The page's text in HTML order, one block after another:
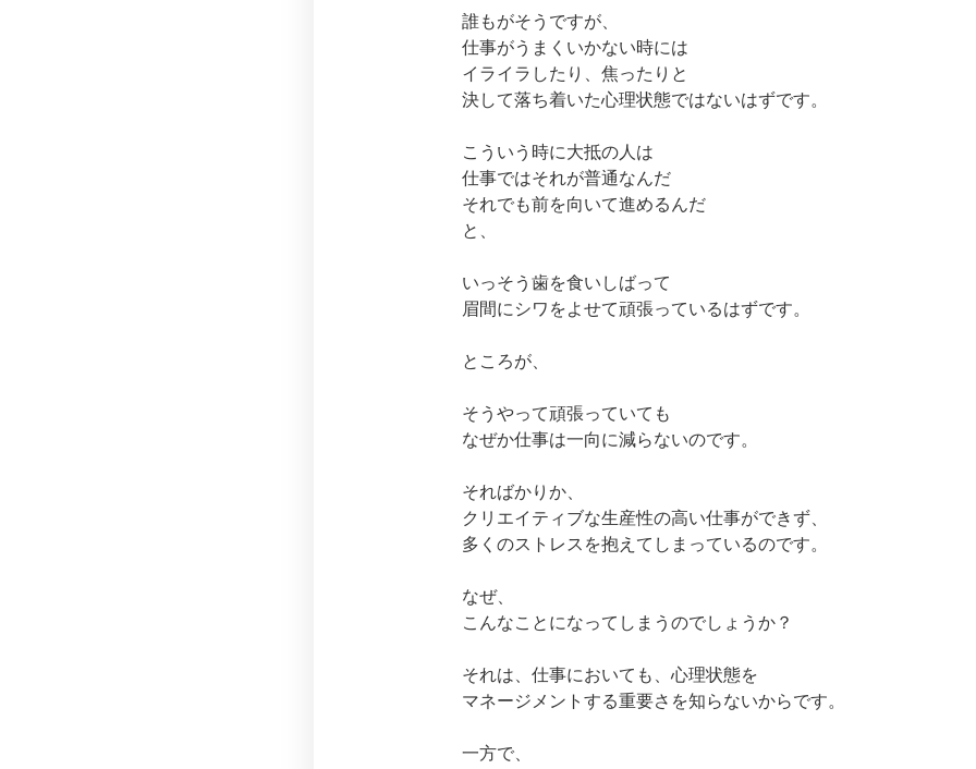
誰もがそうですが、
仕事がうまくいかない時には
イライラしたり、焦ったりと
決して落ち着いた心理状態ではないはずです。
こういう時に大抵の人は
仕事ではそれが普通なんだ
それでも前を向いて進めるんだ
と、
いっそう歯を食いしばって
眉間にシワをよせて頑張っているはずです。
ところが、
そうやって頑張っていても
なぜか仕事は一向に減らないのです。
そればかりか、
クリエイティブな生産性の高い仕事ができず、
多くのストレスを抱えてしまっているのです。
なぜ、
こんなことになってしまうのでしょうか？
それは、仕事においても、心理状態を
マネージメントする重要さを知らないからです。
一方で、